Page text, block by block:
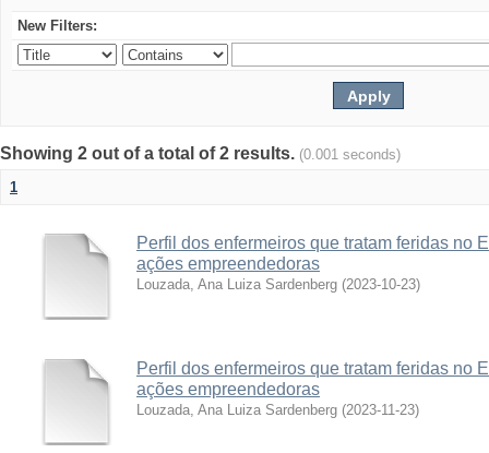
New Filters:
Showing 2 out of a total of 2 results. (0.001 seconds)
1
Perfil dos enfermeiros que tratam feridas no
ações empreendedoras
Louzada, Ana Luiza Sardenberg (2023-10-23)
Perfil dos enfermeiros que tratam feridas no
ações empreendedoras
Louzada, Ana Luiza Sardenberg (2023-11-23)